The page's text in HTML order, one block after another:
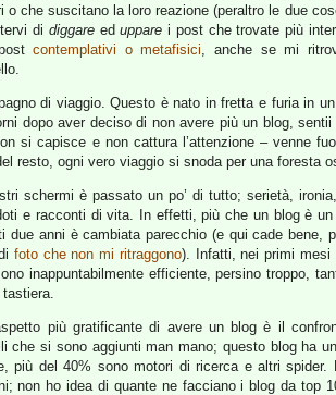
o che suscitano la loro reazione (peraltro le due
di diggareeduppare i post che trovate più
contemplativi o metafisici, anche se mi
di viaggio. Questo è nato in fretta e furia in
dopo aver deciso di non avere più un blog,
si capisce e non cattura l’attenzione – venne
resto, ogni vero viaggio si snoda per una foresta
schermi è passato un po’ di tutto; serietà,
e racconti di vita. In effetti, più che un blog è
due anni è cambiata parecchio (e qui cade
foto che non mi ritraggono). Infatti, nei primi
inappuntabilmente efficiente, persino troppo,
tastiera.
più gratificante di avere un blog è il
che si sono aggiunti man mano; questo blog ha
più del 40% sono motori di ricerca e altri
non ho idea di quante ne facciano i blog da top